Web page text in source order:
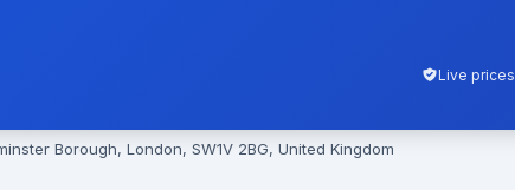
Live prices
Borough, London, SW1V 2BG, United Kingdom